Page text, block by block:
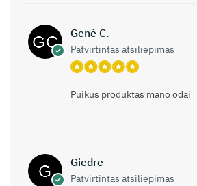
Genė C.
Patvirtintas atsiliepimas
Puikus produktas mano odai
Giedre
Patvirtintas atsiliepimas